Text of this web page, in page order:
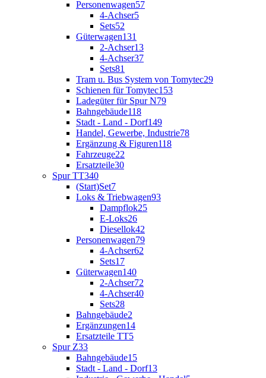
Personenwagen57
4-Achser5
Sets52
Güterwagen131
2-Achser13
4-Achser37
Sets81
Tram u. Bus System von Tomytec29
Schienen für Tomytec153
Ladegüter für Spur N79
Bahngebäude118
Stadt - Land - Dorf149
Handel, Gewerbe, Industrie78
Ergänzung & Figuren118
Fahrzeuge22
Ersatzteile30
Spur TT340
(Start)Set7
Loks & Triebwagen93
Dampflok25
E-Loks26
Diesellok42
Personenwagen79
4-Achser62
Sets17
Güterwagen140
2-Achser72
4-Achser40
Sets28
Bahngebäude2
Ergänzungen14
Ersatzteile TT5
Spur Z33
Bahngebäude15
Stadt - Land - Dorf13